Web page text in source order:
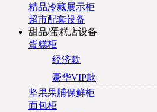
精品冷藏展示柜
超市配套设备
甜品/蛋糕店设备
蛋糕柜
经济款
豪华VIP款
坚果果脯保鲜柜
面包柜